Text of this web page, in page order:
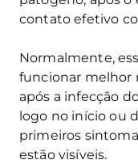
contato efetivo
Normalmente,
funcionar melhor
após a infecção
logo no início ou
primeiros
estão visíveis.